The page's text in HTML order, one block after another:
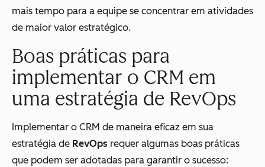
mais tempo para a equipe se concentrar em atividades
de maior valor estratégico.
Boas práticas para
implementar o CRM em
uma estratégia de RevOps
Implementar o CRM de maneira eficaz em sua
estratégia de RevOps requer algumas boas práticas
que podem ser adotadas para garantir o sucesso: